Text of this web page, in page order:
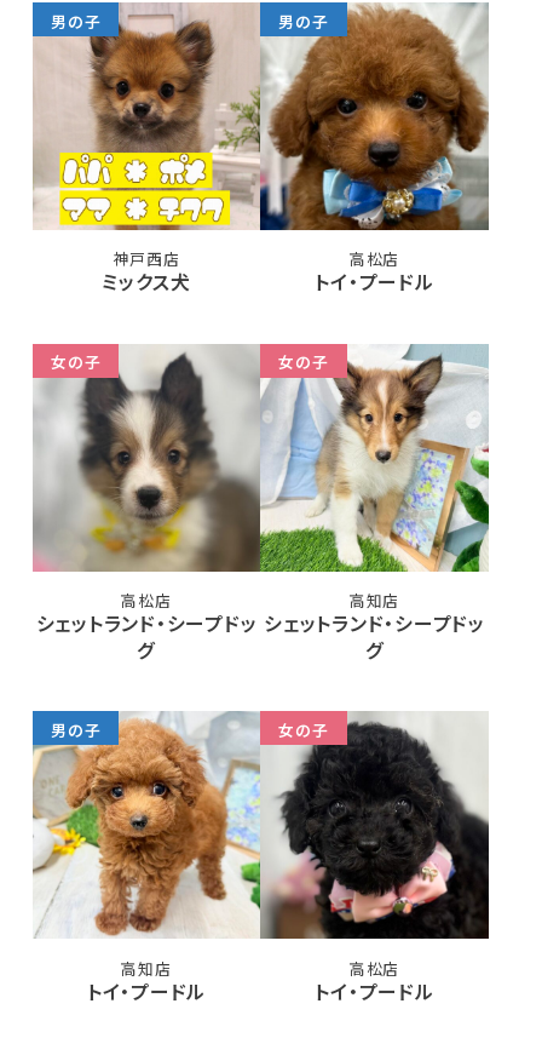
男の子
神戸西店
ミックス犬
男の子
高松店
トイ・プードル
女の子
高松店
シェットランド・シープドッ
グ
女の子
高知店
シェットランド・シープドッ
グ
男の子
高知店
トイ・プードル
女の子
高松店
トイ・プードル